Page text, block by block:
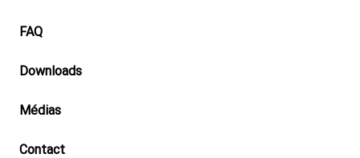
Footer
FAQ
Downloads
Médias
Contact